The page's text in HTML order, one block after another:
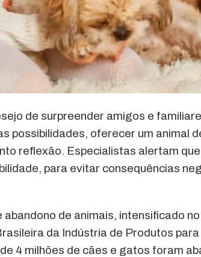
de surpreender amigos e
possibilidades, oferecer um animal
reflexão. Especialistas alertam
para evitar consequências
de animais, intensificado
da Indústria de Produtos
4 milhões de cães e gatos foram